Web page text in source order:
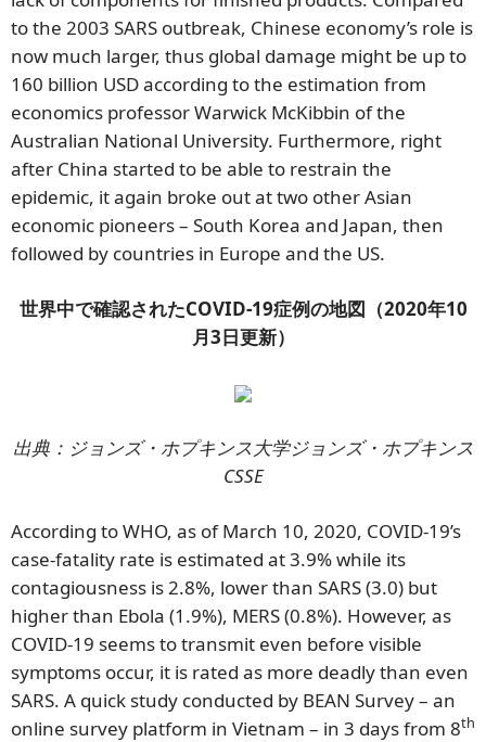
to the 2003 SARS outbreak, Chinese economy’s role is
now much larger, thus global damage might be up to
160 billion USD according to the estimation from
economics professor Warwick McKibbin of the
Australian National University. Furthermore, right
after China started to be able to restrain the
epidemic, it again broke out at two other Asian
economic pioneers – South Korea and Japan, then
followed by countries in Europe and the US.
世界中で確認されたCOVID-19症例の地図（2020年10
月3日更新）
出典：ジョンズ・ホプキンス大学ジョンズ・ホプキンス
CSSE
According to WHO, as of March 10, 2020, COVID-19’s
case-fatality rate is estimated at 3.9% while its
contagiousness is 2.8%, lower than SARS (3.0) but
higher than Ebola (1.9%), MERS (0.8%). However, as
COVID-19 seems to transmit even before visible
symptoms occur, it is rated as more deadly than even
SARS. A quick study conducted by BEAN Survey – an
online survey platform in Vietnam – in 3 days from 8th